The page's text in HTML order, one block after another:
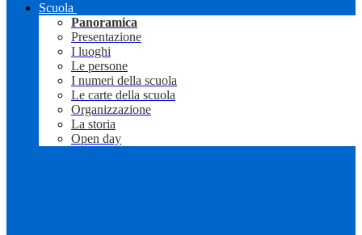
Scuola
Panoramica
Presentazione
I luoghi
Le persone
I numeri della scuola
Le carte della scuola
Organizzazione
La storia
Open day